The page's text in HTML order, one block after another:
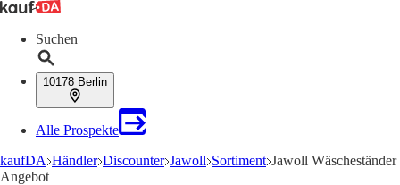
Suchen
10178 Berlin
Alle Prospekte
kaufDA Händler Discounter Jawoll Sortiment Jawoll Wäscheständer
Angebot